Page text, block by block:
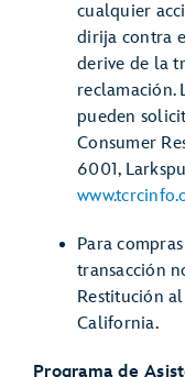
cualquier
dirija contra
derive de la
reclamación.
pueden
Consumer
6001,
Para
transacción
Restitución
California.
Programa de